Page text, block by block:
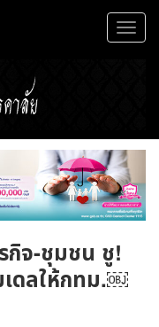
Toggle
กิจ-ชุมชน ชู!
ดลให้กทม.￼